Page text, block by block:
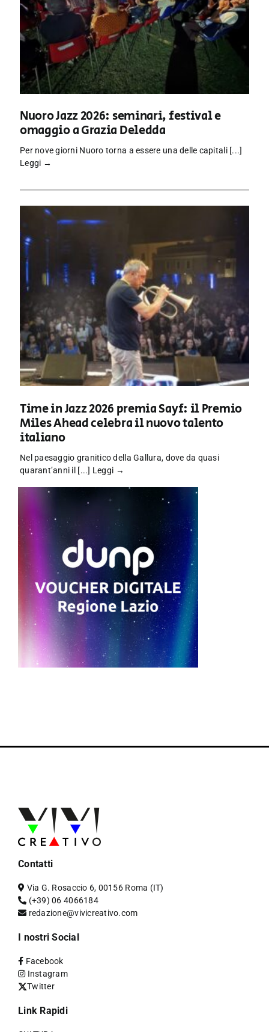
Nuoro Jazz 2026: seminari, festival e
omaggio a Grazia Deledda
Per nove giorni Nuoro torna a essere una delle capitali [...]
Leggi →
Time in Jazz 2026 premia Sayf: il Premio
Miles Ahead celebra il nuovo talento
italiano
Nel paesaggio granitico della Gallura, dove da quasi
quarant’anni il [...] Leggi →
Contatti
Via G. Rosaccio 6, 00156 Roma (IT)
(+39) 06 4066184
redazione@vivicreativo.com
I nostri Social
Facebook
Instagram
Twitter
Link Rapidi